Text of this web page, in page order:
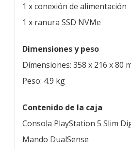
1 x conexión de alimentación
1 x ranura SSD NVMe
Dimensiones y peso
Dimensiones: 358 x 216 x 80
Peso: 4.9 kg
Contenido de la caja
Consola PlayStation 5 Slim
Mando DualSense